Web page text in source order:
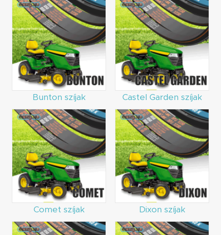
Bunton szíjak Castel Garden szíjak
Comet szíjak Dixon szíjak